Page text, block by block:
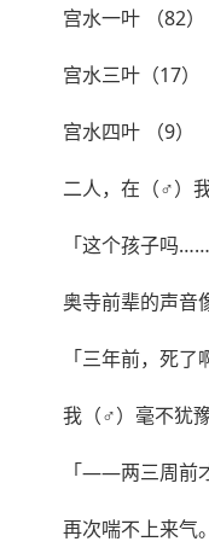
宫水一叶 （82）
宫水三叶（17）
宫水四叶 （9）
二人，在（♂）
「这个孩子吗
奥寺前辈的声音
「三年前，死了
我（♂）毫不犹
「——两三周前
再次喘不上来气